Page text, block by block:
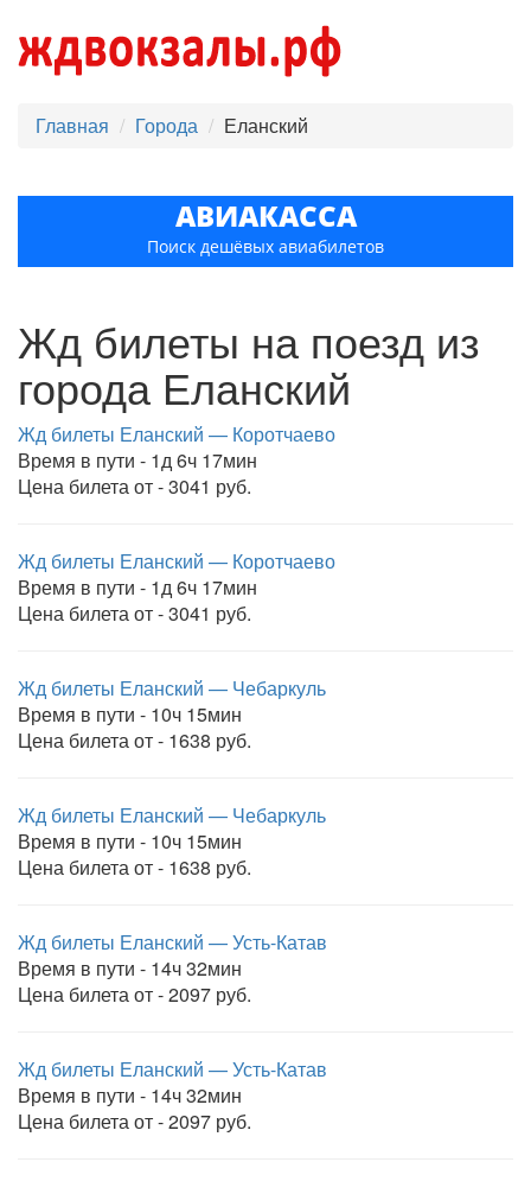
Главная Города Еланский
АВИАКАССА
Поиск дешёвых авиабилетов
Жд билеты на поезд из
города Еланский
Жд билеты Еланский — Коротчаево
Время в пути - 1д 6ч 17мин
Цена билета от - 3041 руб.
Жд билеты Еланский — Коротчаево
Время в пути - 1д 6ч 17мин
Цена билета от - 3041 руб.
Жд билеты Еланский — Чебаркуль
Время в пути - 10ч 15мин
Цена билета от - 1638 руб.
Жд билеты Еланский — Чебаркуль
Время в пути - 10ч 15мин
Цена билета от - 1638 руб.
Жд билеты Еланский — Усть-Катав
Время в пути - 14ч 32мин
Цена билета от - 2097 руб.
Жд билеты Еланский — Усть-Катав
Время в пути - 14ч 32мин
Цена билета от - 2097 руб.